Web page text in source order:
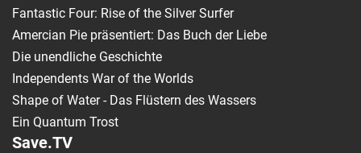
Fantastic Four: Rise of the Silver Surfer
Amercian Pie präsentiert: Das Buch der Liebe
Die unendliche Geschichte
Independents War of the Worlds
Shape of Water - Das Flüstern des Wassers
Ein Quantum Trost
Save.TV